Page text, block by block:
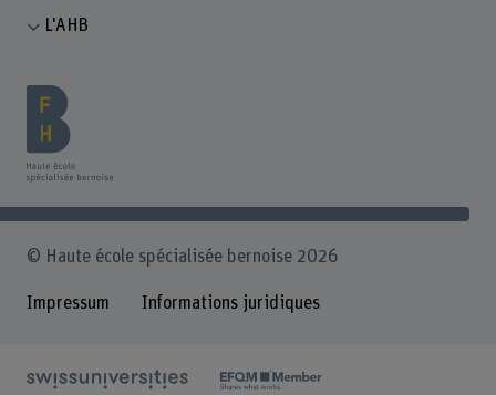
L'AHB
© Haute école spécialisée bernoise 2026
Impressum Informations juridiques